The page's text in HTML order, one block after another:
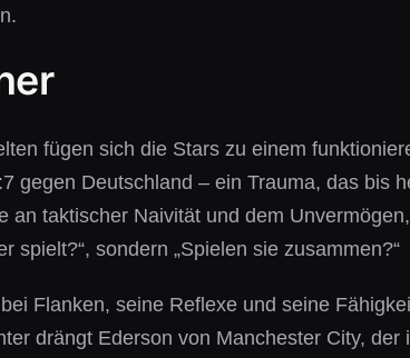
fügen sich die Stars zu einem
gegen Deutschland – ein Trauma, das bis
an taktischer Naivität und dem
sondern „Spielen sie zusammen?“
Flanken, seine Reflexe und seine
drängt Ederson von Manchester City, der